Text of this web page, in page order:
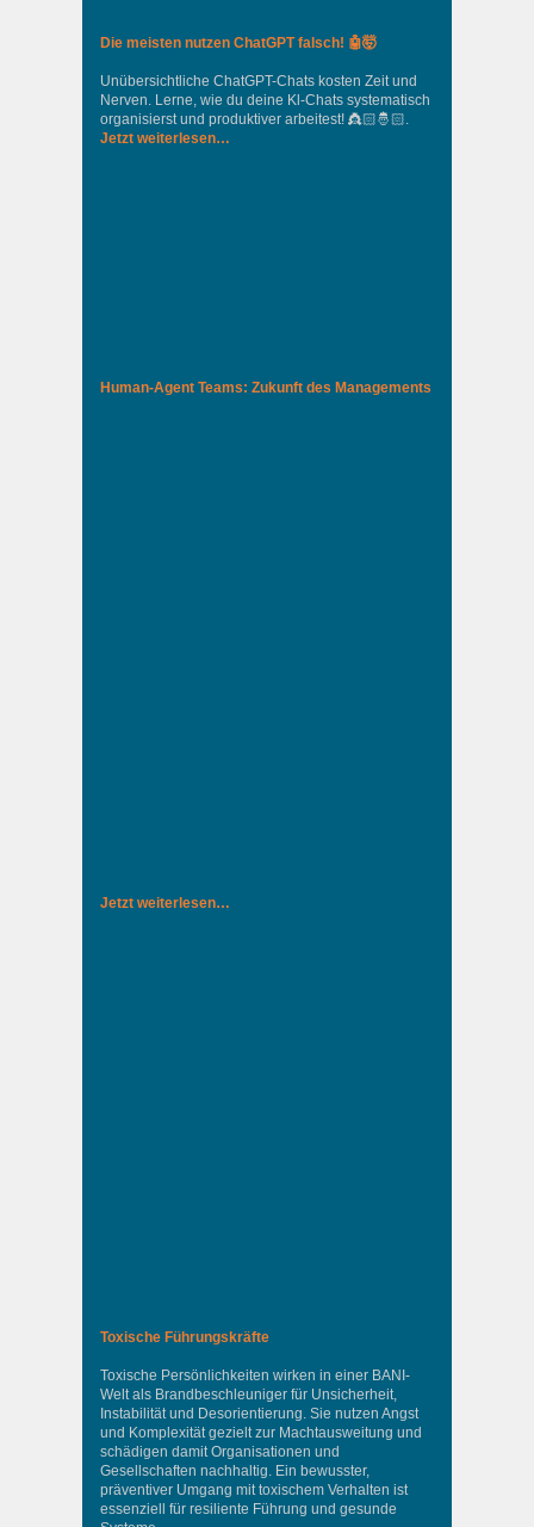
Die meisten nutzen ChatGPT falsch! 🤖🤯
Unübersichtliche ChatGPT-Chats kosten Zeit und
Nerven. Lerne, wie du deine Kl-Chats systematisch
organisierst und produktiver arbeitest! 👸🏻🤴🏻.
Jetzt weiterlesen…
Human-Agent Teams: Zukunft des Managements
Jetzt weiterlesen…
Toxische Führungskräfte
Toxische Persönlichkeiten wirken in einer BANI-
Welt als Brandbeschleuniger für Unsicherheit,
Instabilität und Desorientierung. Sie nutzen Angst
und Komplexität gezielt zur Machtausweitung und
schädigen damit Organisationen und
Gesellschaften nachhaltig. Ein bewusster,
präventiver Umgang mit toxischem Verhalten ist
essenziell für resiliente Führung und gesunde